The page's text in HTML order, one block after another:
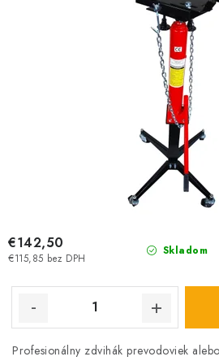
Skladom
€115,85 bez DPH
€142,50
Profesionálny zdvihák prevodoviek